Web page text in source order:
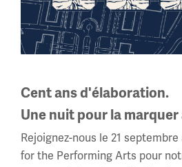
En Savoir Plus
Cent ans d'élaboration.
Une nuit pour la marquer
Rejoignez-nous le 21
for the Performing Arts pour